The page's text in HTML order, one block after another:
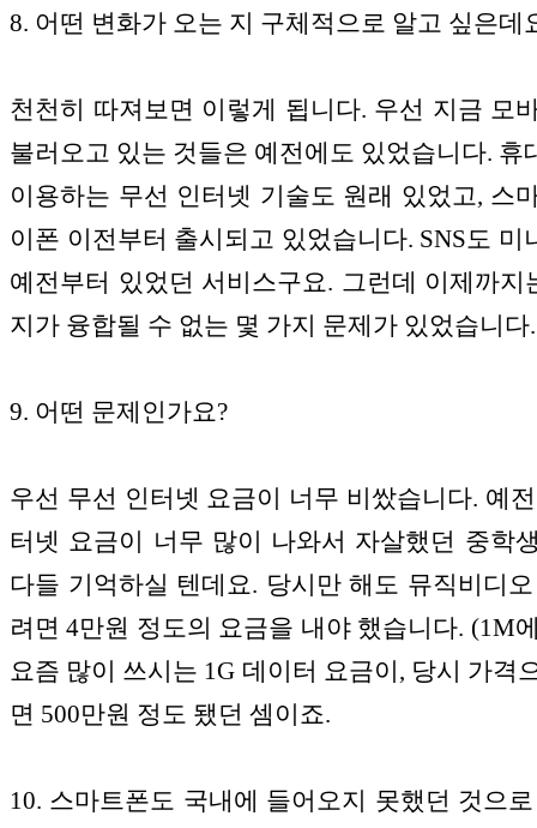
8. 어떤 변화가 오는 지 구체적으로 알고 싶은데
천천히 따져보면 이렇게 됩니다. 우선 지금 모
불러오고 있는 것들은 예전에도 있었습니다. 휴
이용하는 무선 인터넷 기술도 원래 있었고, 스
이폰 이전부터 출시되고 있었습니다. SNS도 미
예전부터 있었던 서비스구요. 그런데 이제까지
지가 융합될 수 없는 몇 가지 문제가 있었습니다.
9. 어떤 문제인가요?
우선 무선 인터넷 요금이 너무 비쌌습니다. 예
터넷 요금이 너무 많이 나와서 자살했던 중학
다들 기억하실 텐데요. 당시만 해도 뮤직비디
려면 4만원 정도의 요금을 내야 했습니다. (1M
요즘 많이 쓰시는 1G 데이터 요금이, 당시 가격
면 500만원 정도 됐던 셈이죠.
10. 스마트폰도 국내에 들어오지 못했던 것으